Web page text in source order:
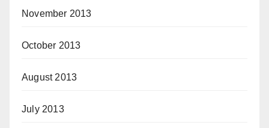
November 2013
October 2013
August 2013
July 2013